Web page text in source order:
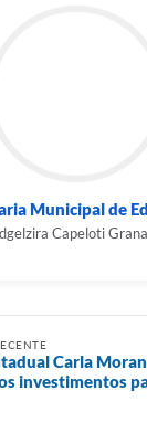
Municipal de
Capeloti
Carla
investimentos